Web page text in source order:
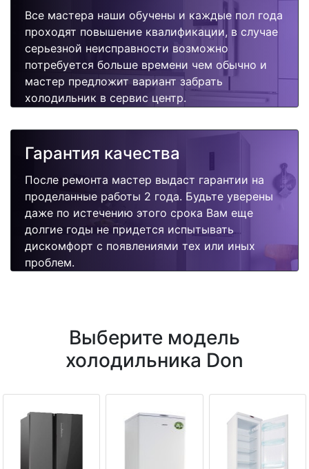
Все мастера наши обучены и каждые пол года
проходят повышение квалификации, в случае
серьезной неисправности возможно
потребуется больше времени чем обычно и
мастер предложит вариант забрать
холодильник в сервис центр.
Гарантия качества
После ремонта мастер выдаст гарантии на
проделанные работы 2 года. Будьте уверены
даже по истечению этого срока Вам еще
долгие годы не придется испытывать
дискомфорт с появлениями тех или иных
проблем.
Выберите модель
холодильника Don